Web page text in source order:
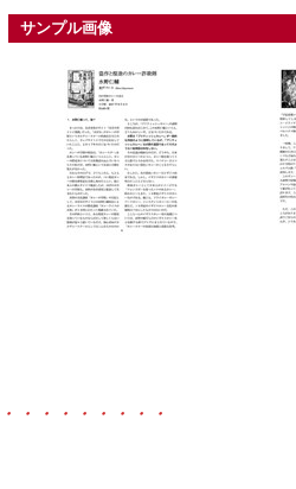
・・・・・・・・
サンプル画像